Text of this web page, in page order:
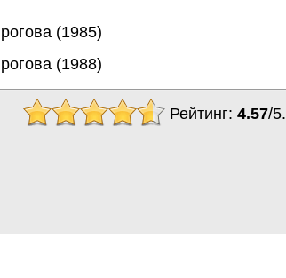
(1985)
(1988)
Рейтинг: 4.57/5